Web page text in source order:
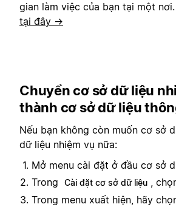
gian làm việc của bạn tại một
tại đây →
Chuyển cơ sở dữ liệu
thành cơ sở dữ liệu
Nếu bạn không còn muốn cơ sở
dữ liệu nhiệm vụ nữa:
Mở menu cài đặt ở đầu cơ sở
Trong
Cài đặt cơ sở dữ liệu ,
Trong menu xuất hiện, hãy